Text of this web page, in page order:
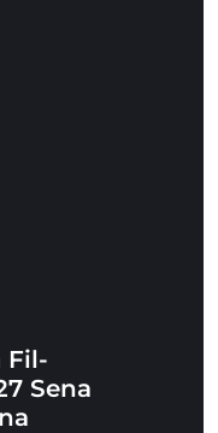
Fil-
Sena